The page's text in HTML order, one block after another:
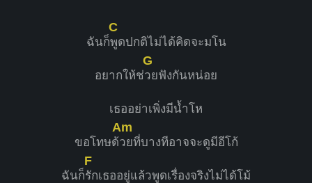
ฉันก็
C
พูดปกติไม่ได้คิดจะมโน
อยากให้ช่
G
วยฟังกันหน่อย
เธออย่าเพิ่งมีน้ำโห
ขอโทษด้
Am
วยที่บางทีอาจจะดูมีอีโก้
ฉันก็
F
รักเธออยู่แล้วพูดเรื่องจริงไม่ได้โม้